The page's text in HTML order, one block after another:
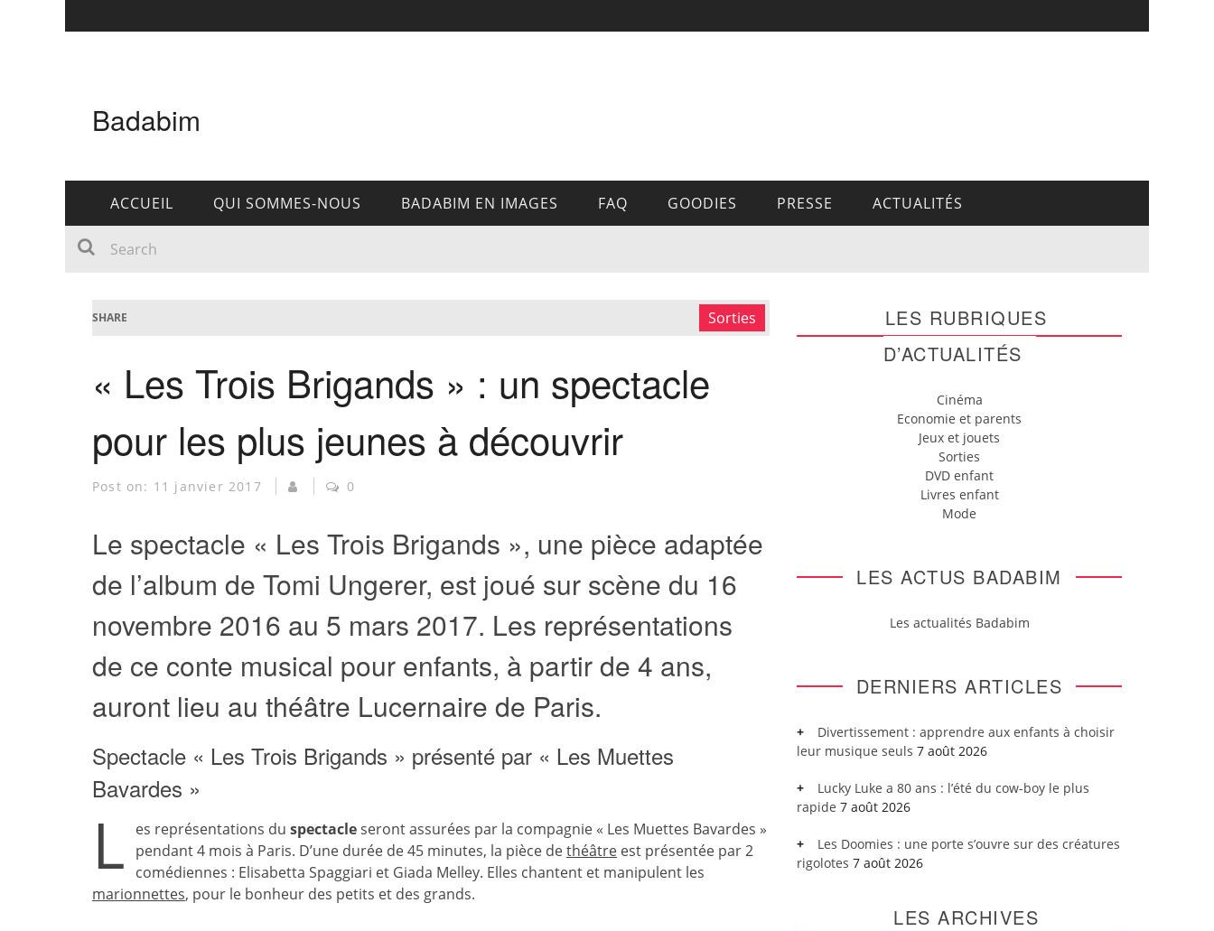
Badabim
ACCUEIL QUI SOMMES-NOUS BADABIM EN IMAGES FAQ GOODIES PRESSE ACTUALITÉS
SHARE Sorties
« Les Trois Brigands » : un spectacle
pour les plus jeunes à découvrir
Post on: 11 janvier 2017 0
Le spectacle « Les Trois Brigands », une pièce adaptée
de l’album de Tomi Ungerer, est joué sur scène du 16
novembre 2016 au 5 mars 2017. Les représentations
de ce conte musical pour enfants, à partir de 4 ans,
auront lieu au théâtre Lucernaire de Paris.
Spectacle « Les Trois Brigands » présenté par « Les Muettes
Bavardes »
L es représentations du spectacleseront assurées par la compagnie « Les Muettes Bavardes »
pendant 4 mois à Paris. D’une durée de 45 minutes, la pièce dethéâtre est présentée par 2
comédiennes : Elisabetta Spaggiari et Giada Melley. Elles chantent et manipulent les
marionnettes, pour le bonheur des petits et des grands.
LES RUBRIQUES
D’ACTUALITÉS
Cinéma
Economie et parents
Jeux et jouets
Sorties
DVD enfant
Livres enfant
Mode
LES ACTUS BADABIM
Les actualités Badabim
DERNIERS ARTICLES
Divertissement : apprendre aux enfants à choisir
leur musique seuls 7 août 2026
Lucky Luke a 80 ans : l’été du cow-boy le plus
rapide 7 août 2026
Les Doomies : une porte s’ouvre sur des créatures
rigolotes 7 août 2026
LES ARCHIVES